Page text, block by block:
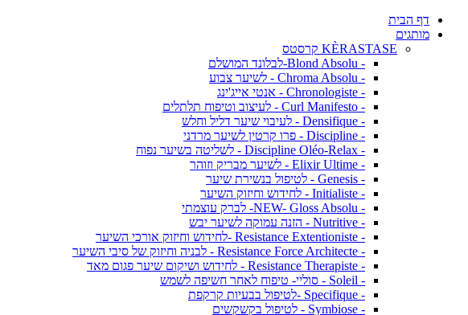
דף הבית
מותגים
KÈRASTASE קרסטס
- Blond Absolu-לבלונד המושלם
- Chroma Absolu - לשיער צבוע
- Chronologiste - אנטי אייג'ינג
- Curl Manifesto - לעיצוב וטיפוח תלתלים
- Densifique - לעיבוי שיער דליל וחלש
- Discipline - פרו קרטין לשיער מרדני
- Discipline Oléo-Relax - לשליטה בשיער נפוח
- Elixir Ultime - לשיער מבריק וזוהר
- Genesis - לטיפול בנשירת שיער
- Initialiste - לחידוש וחיזוק השיער
- NEW- Gloss Absolu- לברק עוצמתי
- Nutritive - הזנה עמוקה לשיער יבש
- Resistance Extentioniste -לחידוש וחיזוק אורכי השיער
- Resistance Force Architecte - לבניה וחיזוק של סיבי השיער
- Resistance Therapiste - לחידוש ושיקום שיער פגום מאד
- Soleil - סוליי- טיפוח לאחר חשיפה לשמש
- Specifique -לטיפול בבעיות קרקפת
- Symbiose - לטיפול בקשקשים